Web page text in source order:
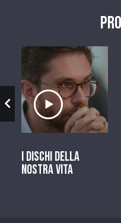
Ascolta il
I dischi della
nostra vita